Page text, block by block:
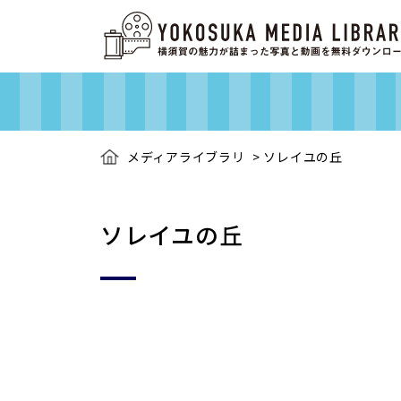
メディアライブラリ > ソレイユの丘
ソレイユの丘